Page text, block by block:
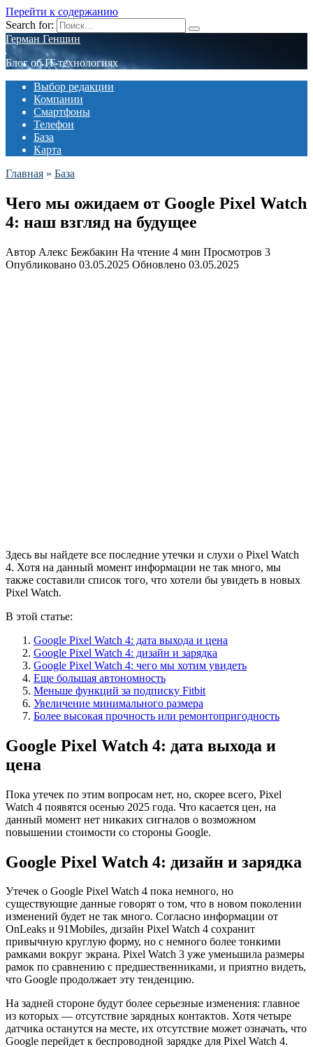
Перейти к содержанию
Search for:
Герман Геншин
Блог об IT-технологиях
Выбор редакции
Компании
Смартфоны
Телефон
База
Карта
Главная » База
Чего мы ожидаем от Google Pixel Watch
4: наш взгляд на будущее
Автор Алекс Бежбакин На чтение 4 мин Просмотров 3
Опубликовано 03.05.2025 Обновлено 03.05.2025
Здесь вы найдете все последние утечки и слухи о Pixel Watch
4. Хотя на данный момент информации не так много, мы
также составили список того, что хотели бы увидеть в новых
Pixel Watch.
В этой статье:
Google Pixel Watch 4: дата выхода и цена
Google Pixel Watch 4: дизайн и зарядка
Google Pixel Watch 4: чего мы хотим увидеть
Еще большая автономность
Меньше функций за подписку Fitbit
Увеличение минимального размера
Более высокая прочность или ремонтопригодность
Google Pixel Watch 4: дата выхода и
цена
Пока утечек по этим вопросам нет, но, скорее всего, Pixel
Watch 4 появятся осенью 2025 года. Что касается цен, на
данный момент нет никаких сигналов о возможном
повышении стоимости со стороны Google.
Google Pixel Watch 4: дизайн и зарядка
Утечек о Google Pixel Watch 4 пока немного, но
существующие данные говорят о том, что в новом поколении
изменений будет не так много. Согласно информации от
OnLeaks и 91Mobiles, дизайн Pixel Watch 4 сохранит
привычную круглую форму, но с немного более тонкими
рамками вокруг экрана. Pixel Watch 3 уже уменьшила размеры
рамок по сравнению с предшественниками, и приятно видеть,
что Google продолжает эту тенденцию.
На задней стороне будут более серьезные изменения: главное
из которых — отсутствие зарядных контактов. Хотя четыре
датчика останутся на месте, их отсутствие может означать, что
Google перейдет к беспроводной зарядке для Pixel Watch 4.